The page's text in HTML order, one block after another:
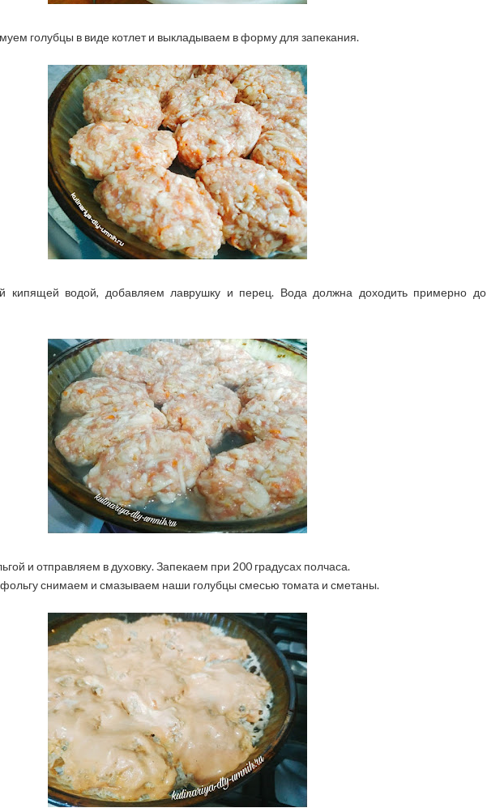
голубцы в виде котлет и выкладываем в форму для запекания.
кипящей водой, добавляем лаврушку и перец. Вода должна доходить примерно до
и отправляем в духовку. Запекаем при 200 градусах полчаса.
снимаем и смазываем наши голубцы смесью томата и сметаны.